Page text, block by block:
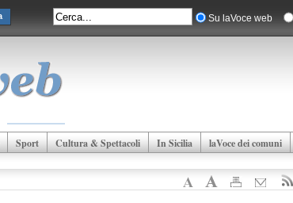
Su laVoce web
Sport Cultura & Spettacoli In Sicilia laVoce dei comuni